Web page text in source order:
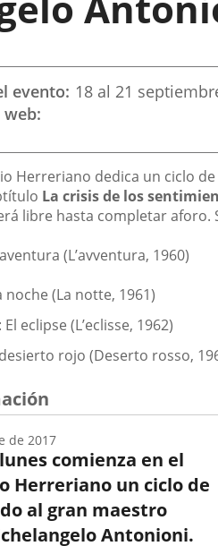
evento 18 al 21
web
Herreriano dedica un ciclo
La crisis de los
libre hasta completar aforo.
(L’avventura, 1960)
noche (La notte, 1961)
eclipse (L’eclisse, 1962)
desierto rojo (Deserto rosso,
comienza en el
Herreriano un ciclo de
al gran maestro
Antonioni.
de 2017